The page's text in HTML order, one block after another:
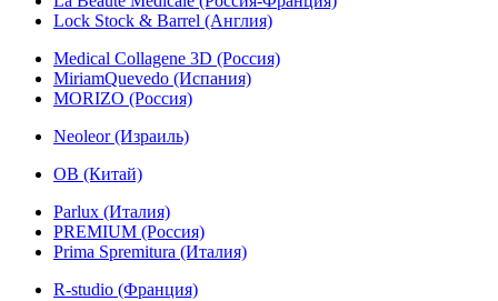
Lock Stock & Barrel (Англия)
Medical Collagene 3D (Россия)
MiriamQuevedo (Испания)
MORIZO (Россия)
Neoleor (Израиль)
OB (Китай)
Parlux (Италия)
PREMIUM (Россия)
Prima Spremitura (Италия)
R-studio (Франция)